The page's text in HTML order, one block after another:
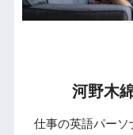
河野木
仕事の英語パー